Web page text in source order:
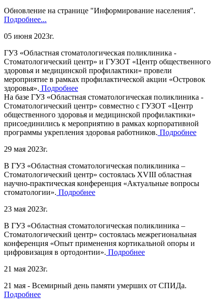
Обновление на странице "Информирование населения".
Подробнее...
05 июня 2023г.
ГУЗ «Областная стоматологическая поликлиника -
Стоматологический центр» и ГУЗОТ «Центр общественного
здоровья и медицинской профилактики» провели
мероприятие в рамках профилактической акции «Островок
здоровья». Подробнее
На базе ГУЗ «Областная стоматологическая поликлиника -
Стоматологический центр» совместно с ГУЗОТ «Центр
общественного здоровья и медицинской профилактики»
присоединились к мероприятию в рамках корпоративной
программы укрепления здоровья работников. Подробнее
29 мая 2023г.
В ГУЗ «Областная стоматологическая поликлиника –
Стоматологический центр» состоялась ХVIII областная
научно-практическая конференция «Актуальные вопросы
стоматологии». Подробнее
23 мая 2023г.
В ГУЗ «Областная стоматологическая поликлиника –
Стоматологический центр» состоялась межрегиональная
конференция «Опыт применения кортикальной опоры и
цифровизация в ортодонтии». Подробнее
21 мая 2023г.
21 мая - Всемирный день памяти умерших от СПИДа.
Подробнее